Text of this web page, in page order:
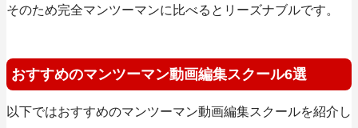
そのため完全マンツーマンに比べるとリーズナブルです。
おすすめのマンツーマン動画編集スクール6選
以下ではおすすめのマンツーマン動画編集スクールを紹介し